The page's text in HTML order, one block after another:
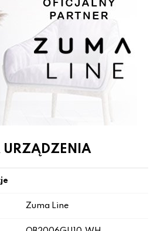
URZĄDZENIA
Zuma Line